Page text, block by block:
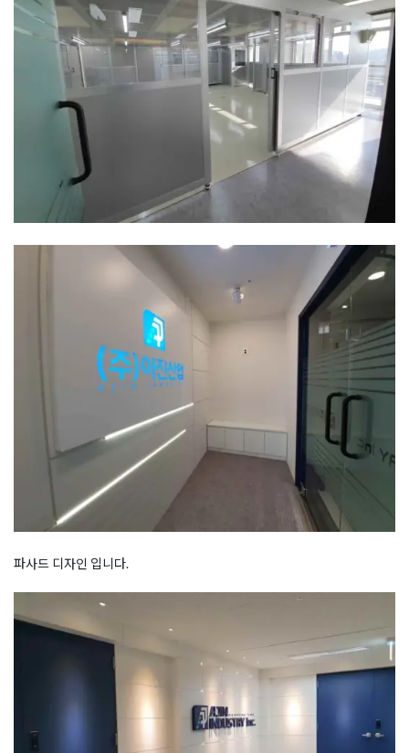
파사드 디자인 입니다.